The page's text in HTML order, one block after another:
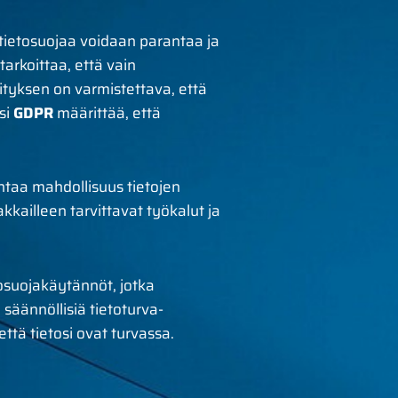
voidaan parantaa ja
että vain
on varmistettava, että
GDPRmäärittää, että
mahdollisuus tietojen
tarvittavat työkalut ja
jotka
tietoturva-
tietosi ovat turvassa.